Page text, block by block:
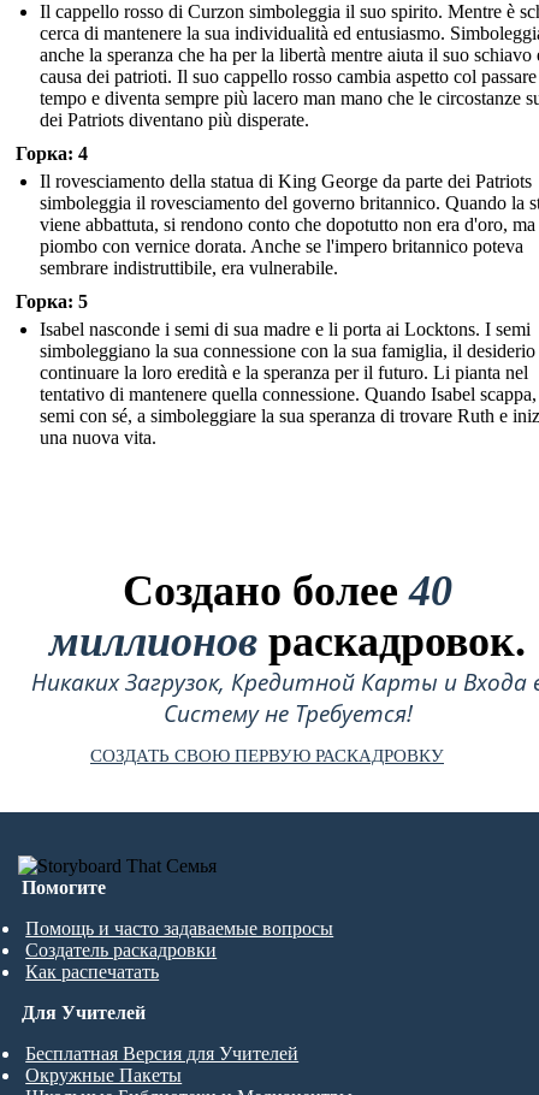
Il cappello rosso di Curzon simboleggia il suo spirito. Mentre è
cerca di mantenere la sua individualità ed entusiasmo.
anche la speranza che ha per la libertà mentre aiuta il suo schiavo
causa dei patrioti. Il suo cappello rosso cambia aspetto col
tempo e diventa sempre più lacero man mano che le circostanze
dei Patriots diventano più disperate.
Горка: 4
Il rovesciamento della statua di King George da parte dei Patriots
simboleggia il rovesciamento del governo britannico. Quando la
viene abbattuta, si rendono conto che dopotutto non era d'oro,
piombo con vernice dorata. Anche se l'impero britannico poteva
sembrare indistruttibile, era vulnerabile.
Горка: 5
Isabel nasconde i semi di sua madre e li porta ai Locktons. I semi
simboleggiano la sua connessione con la sua famiglia, il
continuare la loro eredità e la speranza per il futuro. Li pianta nel
tentativo di mantenere quella connessione. Quando Isabel
semi con sé, a simboleggiare la sua speranza di trovare Ruth e
una nuova vita.
Создано более40
миллионов раскадровок.
Никаких Загрузок, Кредитной Карты и Входа
Систему не Требуется!
СОЗДАТЬ СВОЮ ПЕРВУЮ РАСКАДРОВКУ
Помогите
Помощь и часто задаваемые вопросы
Создатель раскадровки
Как распечатать
Для Учителей
Бесплатная Версия для Учителей
Окружные Пакеты